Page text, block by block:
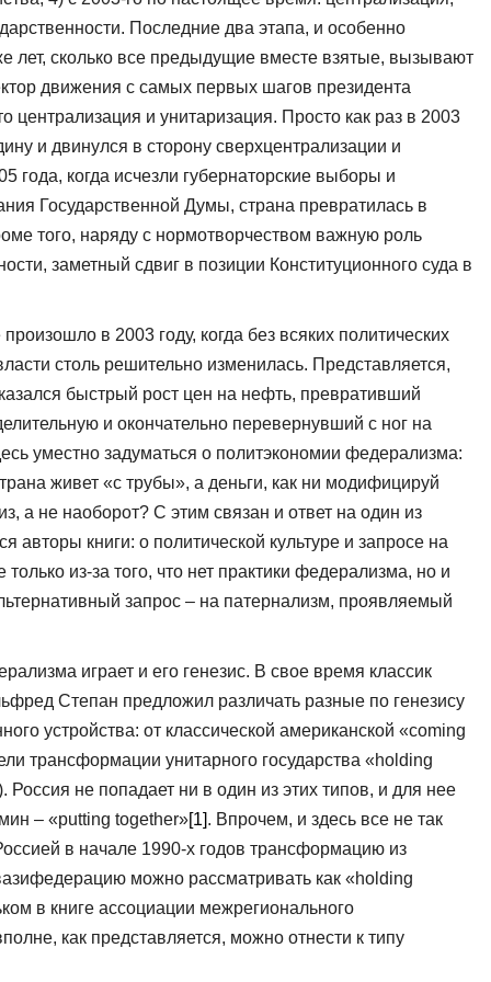
Последние два этапа, и особенно
лет, сколько все предыдущие вместе взятые, вызывают
движения с самых первых шагов президента
централизация и унитаризация. Просто как раз в 2003
и двинулся в сторону сверхцентрализации и
года, когда исчезли губернаторские выборы и
Государственной Думы, страна превратилась в
того, наряду с нормотворчеством важную роль
заметный сдвиг в позиции Конституционного суда в
в 2003 году, когда без всяких политических
столь решительно изменилась. Представляется,
быстрый рост цен на нефть, превративший
и окончательно перевернувший с ног на
уместно задуматься о политэкономии федерализма:
живет «с трубы», а деньги, как ни модифицируй
а не наоборот? С этим связан и ответ на один из
авторы книги: о политической культуре и запросе на
из-за того, что нет практики федерализма, но и
запрос – на патернализм, проявляемый
играет и его генезис. В свое время классик
Степан предложил различать разные по генезису
устройства: от классической американской «coming
трансформации унитарного государства «holding
не попадает ни в один из этих типов, и для нее
– «putting together»[1]. Впрочем, и здесь все не так
в начале 1990-х годов трансформацию из
можно рассматривать как «holding
в книге ассоциации межрегионального
как представляется, можно отнести к типу